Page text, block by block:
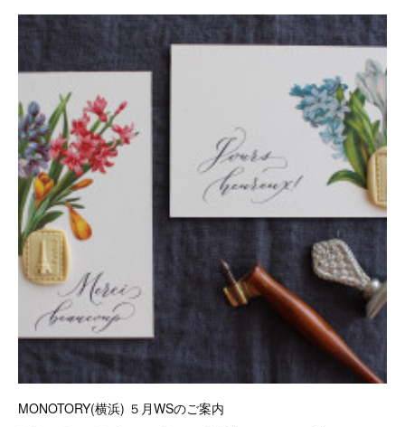
MONOTORY(横浜) ５月WSのご案内